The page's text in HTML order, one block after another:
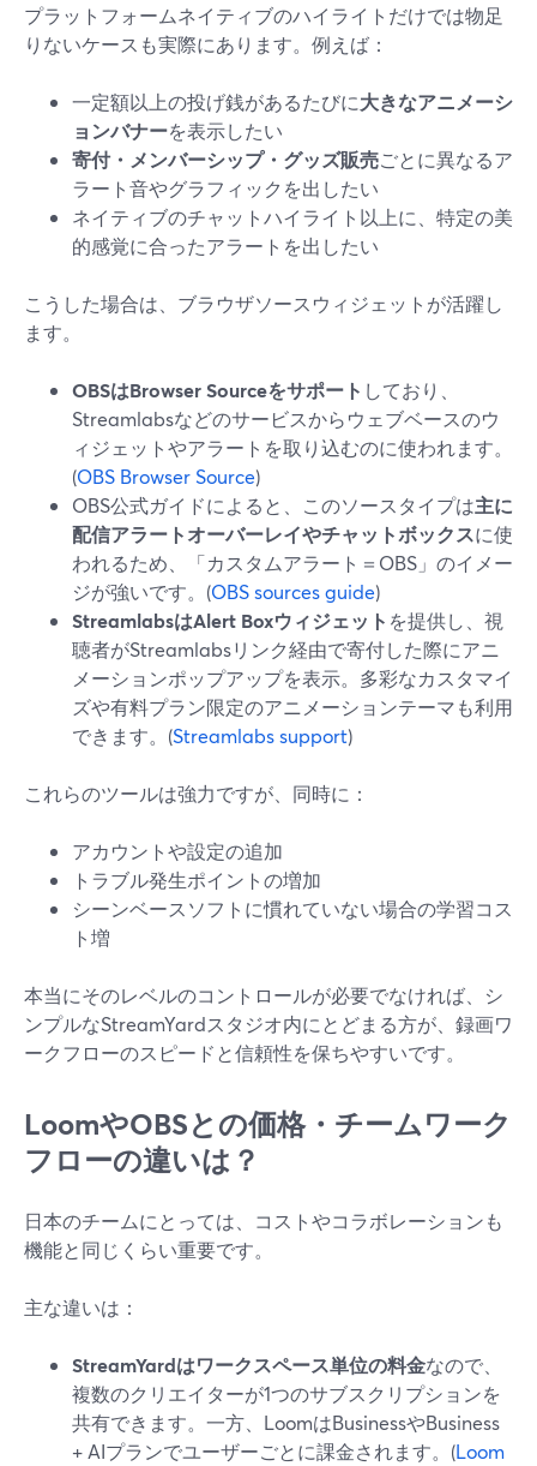
プラットフォームネイティブのハイライトだけでは物足
りないケースも実際にあります。例えば：
一定額以上の投げ銭があるたびに大きなアニメーシ
ョンバナーを表示したい
寄付・メンバーシップ・グッズ販売ごとに異なるア
ラート音やグラフィックを出したい
ネイティブのチャットハイライト以上に、特定の美
的感覚に合ったアラートを出したい
こうした場合は、ブラウザソースウィジェットが活躍し
ます。
OBSはBrowser Sourceをサポート しており、
Streamlabsなどのサービスからウェブベースのウ
ィジェットやアラートを取り込むのに使われます。
(OBS Browser Source)
OBS公式ガイドによると、このソースタイプは主に
配信アラートオーバーレイやチャットボックスに使
われるため、「カスタムアラート＝OBS」のイメー
ジが強いです。(OBS sources guide)
StreamlabsはAlert Boxウィジェット を提供し、視
聴者がStreamlabsリンク経由で寄付した際にアニ
メーションポップアップを表示。多彩なカスタマイ
ズや有料プラン限定のアニメーションテーマも利用
できます。(Streamlabs support)
これらのツールは強力ですが、同時に：
アカウントや設定の追加
トラブル発生ポイントの増加
シーンベースソフトに慣れていない場合の学習コス
ト増
本当にそのレベルのコントロールが必要でなければ、シ
ンプルなStreamYardスタジオ内にとどまる方が、録画ワ
ークフローのスピードと信頼性を保ちやすいです。
LoomやOBSとの価格・チームワーク
フローの違いは？
日本のチームにとっては、コストやコラボレーションも
機能と同じくらい重要です。
主な違いは：
StreamYardはワークスペース単位の料金なので、
複数のクリエイターが1つのサブスクリプションを
共有できます。一方、LoomはBusinessやBusiness
+ AIプランでユーザーごとに課金されます。(Loom